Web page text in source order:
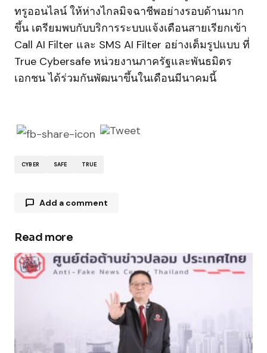
ทรูออนไลน์ ให้ห่างไกลมิจฉาชีพอย่างรอบด้านมาก
ขึ้น เตรียมพบกับบริการระบบแจ้งเตือนสายเรียกเข้า
Call AI Filter และ SMS AI Filter อย่างเต็มรูปแบบ ที่
True Cybersafe หน่วยงานภาครัฐและพันธมิตร
เอกชน ได้ร่วมกันพัฒนาขึ้นในเดือนมีนาคมนี้
CYBER SAFE TRUE
Add a comment
Your email address will not be published.
Required fields are marked*
Read more